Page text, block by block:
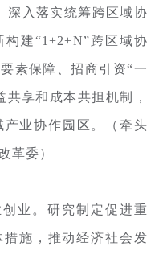
深入落实统筹跨区域协
建“1+2+N”跨区域协
素保障、招商引资“一
享和成本共担机制，
业协作园区。（牵头
革委）
创业。研究制定促进重
施，推动经济社会发